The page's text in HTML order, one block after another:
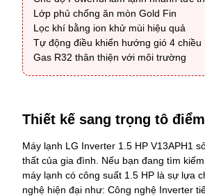
Lớp phủ chống ăn mòn Gold Fin
Lọc khí bằng ion khử mùi hiệu quả
Tự động điều khiển hướng gió 4 chiều
Gas R32 thân thiện với môi trường
Thiết kế sang trọng tô
Máy lạnh LG Inverter 1.5 HP V13APH1
thất của gia đình. Nếu bạn đang tìm
máy lạnh có công suất 1.5 HP là sự lựa
nghệ hiện đại như: Công nghệ Inverter